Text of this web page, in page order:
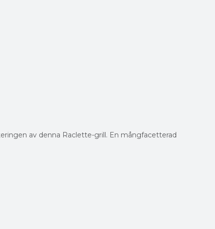
av denna Raclette-grill. En mångfacetterad